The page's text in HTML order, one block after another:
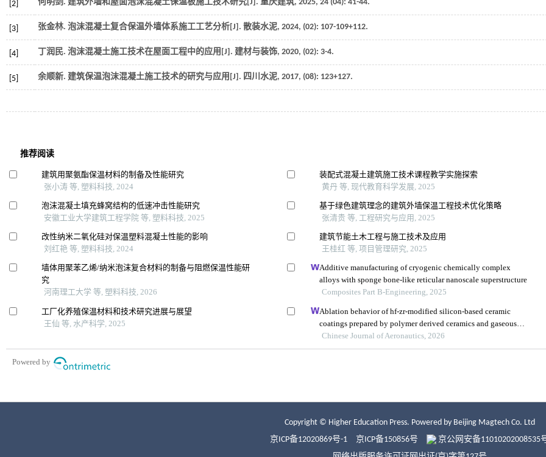
[2] 何明剑. 建筑外墙和屋面泡沫混凝土保温板施工技术研究[J]. 重庆建筑, 2025, 24 (04): 41-44.
[3] 张金林. 泡沫混凝土复合保温外墙体系施工工艺分析[J]. 散装水泥, 2024, (02): 107-109+112.
[4] 丁润民. 泡沫混凝土施工技术在屋面工程中的应用[J]. 建材与装饰, 2020, (02): 3-4.
[5] 余顺新. 建筑保温泡沫混凝土施工技术的研究与应用[J]. 四川水泥, 2017, (08): 123+127.
Copyright © Higher Education Press. Powered by Beijing Magtech Co. Ltd
京ICP备12020869号-1
京ICP备150856号
京公网安备11010202008535